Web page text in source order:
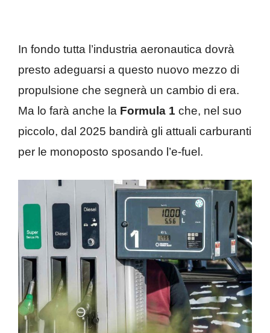
In fondo tutta l’industria aeronautica dovrà
presto adeguarsi a questo nuovo mezzo di
propulsione che segnerà un cambio di era.
Ma lo farà anche la Formula 1 che, nel suo
piccolo, dal 2025 bandirà gli attuali carburanti
per le monoposto sposando l’e-fuel.